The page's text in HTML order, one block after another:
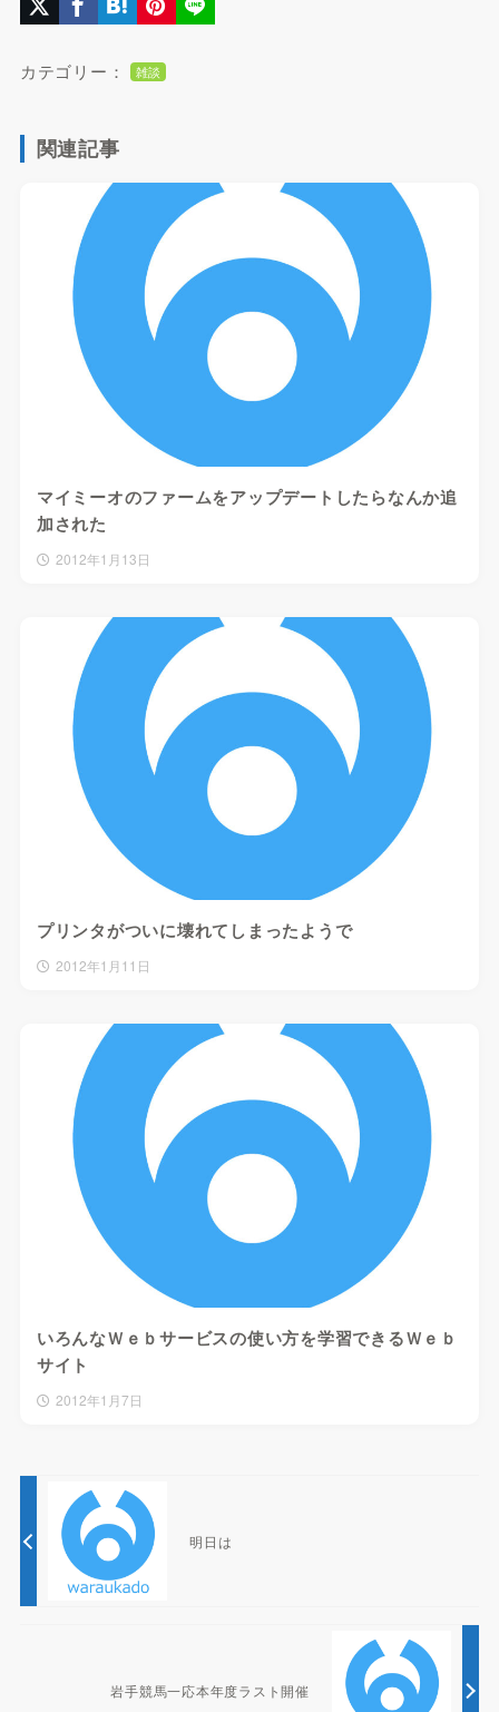
カテゴリー： 雑談
関連記事
マイミーオのファームをアップデートしたらなんか追
加された
2012年1月13日
プリンタがついに壊れてしまったようで
2012年1月11日
いろんなＷｅｂサービスの使い方を学習できるＷｅｂ
サイト
2012年1月7日
明日は
岩手競馬一応本年度ラスト開催